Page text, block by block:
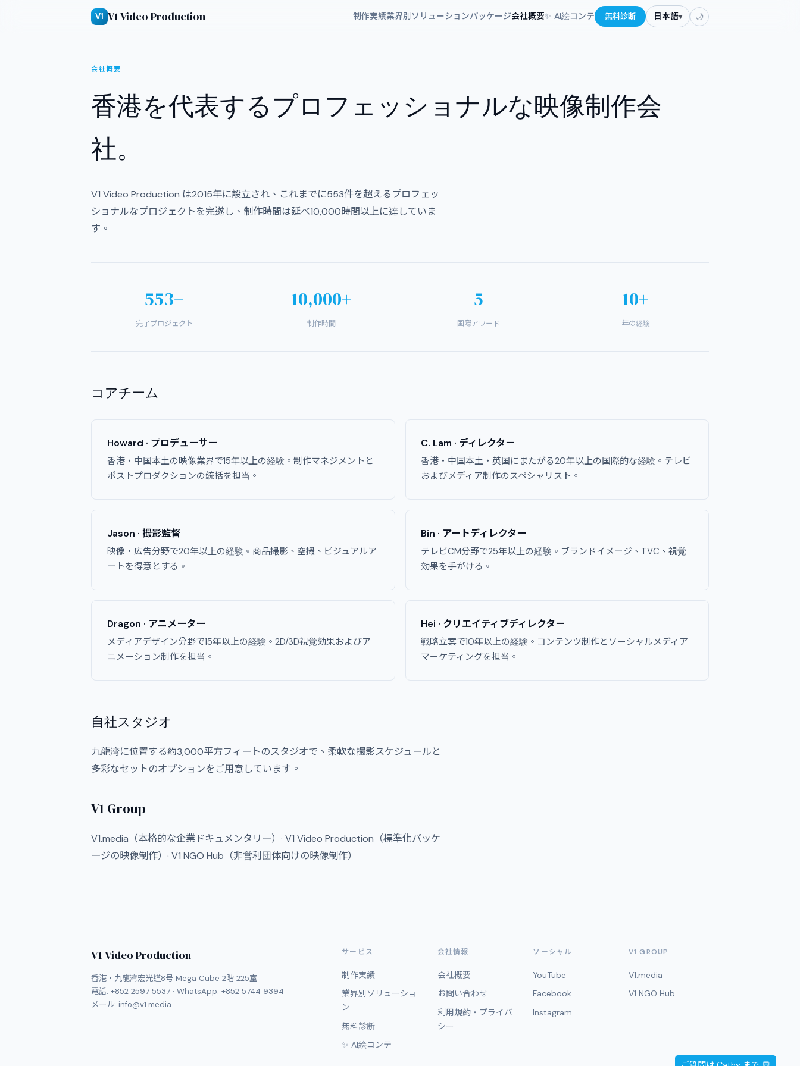
V1 V1 Video Production 制作実績業界別ソリューションパッケージ会社概要✨ AI絵コンテ 無料診断 日本語▾ 🌙
会社概要
香港を代表するプロフェッショナルな映像制作会
社。
V1 Video Production は2015年に設立され、これまでに553件を超えるプロフェッ
ショナルなプロジェクトを完遂し、制作時間は延べ10,000時間以上に達していま
す。
553+
完了プロジェクト
10,000+
制作時間
5
国際アワード
10+
年の経験
コアチーム
Howard · プロデューサー
香港・中国本土の映像業界で15年以上の経験。制作マネジメントと
ポストプロダクションの統括を担当。
C. Lam · ディレクター
香港・中国本土・英国にまたがる20年以上の国際的な経験。テレビ
およびメディア制作のスペシャリスト。
Jason · 撮影監督
映像・広告分野で20年以上の経験。商品撮影、空撮、ビジュアルア
ートを得意とする。
Bin · アートディレクター
テレビCM分野で25年以上の経験。ブランドイメージ、TVC、視覚
効果を手がける。
Dragon · アニメーター
メディアデザイン分野で15年以上の経験。2D/3D視覚効果およびア
ニメーション制作を担当。
Hei · クリエイティブディレクター
戦略立案で10年以上の経験。コンテンツ制作とソーシャルメディア
マーケティングを担当。
自社スタジオ
九龍湾に位置する約3,000平方フィートのスタジオで、柔軟な撮影スケジュールと
多彩なセットのオプションをご用意しています。
V1 Group
V1.media（本格的な企業ドキュメンタリー）· V1 Video Production（標準化パッケ
ージの映像制作）· V1 NGO Hub（非営利団体向けの映像制作）
V1 Video Production
香港・九龍湾宏光道8号 Mega Cube 2階 225室
電話: +852 2597 5537 · WhatsApp: +852 5744 9394
メール: info@v1.media
サービス
制作実績
業界別ソリューショ
ン
無料診断
✨ AI絵コンテ
会社情報
会社概要
お問い合わせ
利用規約・プライバ
シー
ソーシャル
YouTube
Facebook
Instagram
V1 GROUP
V1.media
V1 NGO Hub